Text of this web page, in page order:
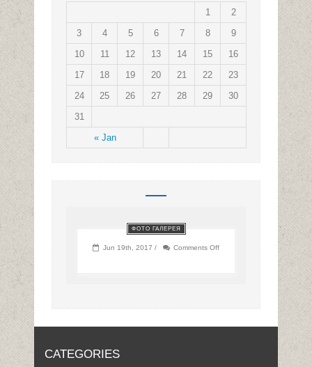
« Jan
1
2
3
4 5 6 7 8
9
10
11 12 13 14 15
16
17
18 19 20 21 22
23
24
25 26 27 28 29
30
31
ФОТО ГАЛЕРЕЯ
Jun 19th, 2017 / Comments Off
CATEGORIES